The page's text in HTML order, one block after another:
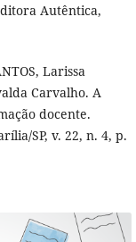
Autêntica,
Larissa
Carvalho. A
docente.
SP, v. 22, n. 4, p.